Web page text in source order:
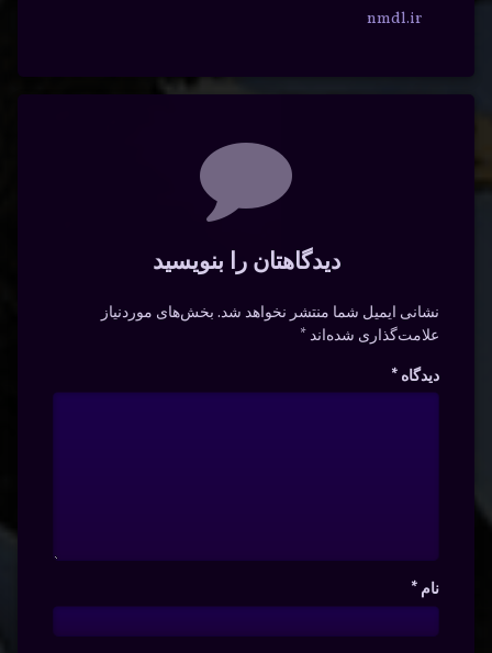
nmdl.ir
دیدگاهتان را بنویسید
نشانی ایمیل شما منتشر نخواهد شد. بخش‌های موردنیاز
علامت‌گذاری شده‌اند*
دیدگاه *
نام *